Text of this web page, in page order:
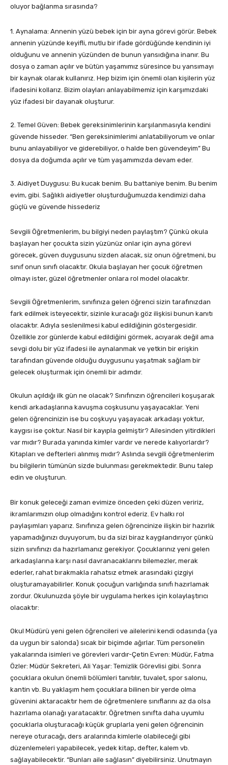
oluyor bağlanma sırasında?
1. Aynalama: Annenin yüzü bebek için bir ayna görevi görür. Bebek
annenin yüzünde keyifli, mutlu bir ifade gördüğünde kendinin iyi
olduğunu ve annenin yüzünden de bunun yansıdığına inanır. Bu
dosya o zaman açılır ve bütün yaşamımız süresince bu yansımayı
bir kaynak olarak kullanırız. Hep bizim için önemli olan kişilerin yüz
ifadesini kollarız. Bizim olayları anlayabilmemiz için karşımızdaki
yüz ifadesi bir dayanak oluşturur.
2. Temel Güven: Bebek gereksinimlerinin karşılanmasıyla kendini
güvende hisseder. “Ben gereksinimlerimi anlatabiliyorum ve onlar
bunu anlayabiliyor ve giderebiliyor, o halde ben güvendeyim” Bu
dosya da doğumda açılır ve tüm yaşamımızda devam eder.
3. Aidiyet Duygusu: Bu kucak benim. Bu battaniye benim. Bu benim
evim, gibi. Sağlıklı aidiyetler oluşturduğumuzda kendimizi daha
güçlü ve güvende hissederiz
Sevgili Öğretmenlerim, bu bilgiyi neden paylaştım? Çünkü okula
başlayan her çocukta sizin yüzünüz onlar için ayna görevi
görecek, güven duygusunu sizden alacak, siz onun öğretmeni, bu
sınıf onun sınıfı olacaktır. Okula başlayan her çocuk öğretmen
olmayı ister, güzel öğretmenler onlara rol model olacaktır.
Sevgili Öğretmenlerim, sınıfınıza gelen öğrenci sizin tarafınızdan
fark edilmek isteyecektir, sizinle kuracağı göz ilişkisi bunun kanıtı
olacaktır. Adıyla seslenilmesi kabul edildiğinin göstergesidir.
Özellikle zor günlerde kabul edildiğini görmek, acıyarak değil ama
sevgi dolu bir yüz ifadesi ile aynalanmak ve yetkin bir erişkin
tarafından güvende olduğu duygusunu yaşatmak sağlam bir
gelecek oluşturmak için önemli bir adımdır.
Okulun açıldığı ilk gün ne olacak? Sınıfınızın öğrencileri koşuşarak
kendi arkadaşlarına kavuşma coşkusunu yaşayacaklar. Yeni
gelen öğrencinizin ise bu coşkuyu yaşayacak arkadaşı yoktur,
kaygısı ise çoktur. Nasıl bir kayıpla gelmiştir? Ailesinden yitirdikleri
var mıdır? Burada yanında kimler vardır ve nerede kalıyorlardır?
Kitapları ve defterleri alınmış mıdır? Aslında sevgili öğretmenlerim
bu bilgilerin tümünün sizde bulunması gerekmektedir. Bunu talep
edin ve oluşturun.
Bir konuk geleceği zaman evimize önceden çeki düzen veririz,
ikramlarımızın olup olmadığını kontrol ederiz. Ev halkı rol
paylaşımları yaparız. Sınıfınıza gelen öğrencinize ilişkin bir hazırlık
yapamadığınızı duyuyorum, bu da sizi biraz kaygılandırıyor çünkü
sizin sınıfınızı da hazırlamanız gerekiyor. Çocuklarınız yeni gelen
arkadaşlarına karşı nasıl davranacaklarını bilemezler, merak
ederler, rahat bırakmakla rahatsız etmek arasındaki çizgiyi
oluşturamayabilirler. Konuk çocuğun varlığında sınıfı hazırlamak
zordur. Okulunuzda şöyle bir uygulama herkes için kolaylaştırıcı
olacaktır:
Okul Müdürü yeni gelen öğrencileri ve ailelerini kendi odasında (ya
da uygun bir salonda) sıcak bir biçimde ağırlar. Tüm personelin
yakalarında isimleri ve görevleri vardır-Çetin Evren: Müdür, Fatma
Özler: Müdür Sekreteri, Ali Yaşar: Temizlik Görevlisi gibi. Sonra
çocuklara okulun önemli bölümleri tanıtılır, tuvalet, spor salonu,
kantin vb. Bu yaklaşım hem çocuklara bilinen bir yerde olma
güvenini aktaracaktır hem de öğretmenlere sınıflarını az da olsa
hazırlama olanağı yaratacaktır. Öğretmen sınıfta daha uyumlu
çocuklarla oluşturacağı küçük gruplarla yeni gelen öğrencinin
nereye oturacağı, ders aralarında kimlerle olabileceği gibi
düzenlemeleri yapabilecek, yedek kitap, defter, kalem vb.
sağlayabilecektir. “Bunları aile sağlasın” diyebilirsiniz. Unutmayın